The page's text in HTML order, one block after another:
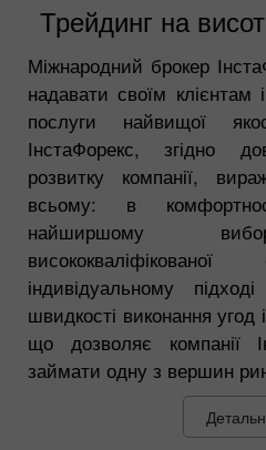
Трейдинг на
Міжнародний брокер
надавати своїм клієнтам
послуги найвищої
ІнстаФорекс, згідно
розвитку компанії,
всьому: в
найширшому
індивідуальному
швидкості виконання
що дозволяє компанії
займати одну з вершин